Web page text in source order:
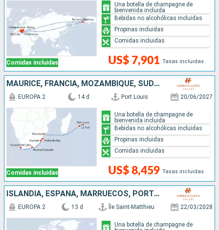
Comidas incluidas US$ 7,901 Tasas incluidas
Una botella de champagne de
bienvenida incluida
Bebidas no alcohólicas incluidas
Propinas incluidas
Comidas incluidas
MAURICE, FRANCIA, MOZAMBIQUE, SUDAFRICA
Comidas incluidas
EUROPA 2 14 d Port Louis 20/06/2027
US$ 8,459 Tasas incluidas
Una botella de champagne de
bienvenida incluida
Bebidas no alcohólicas incluidas
Propinas incluidas
Comidas incluidas
ISLANDIA, ESPAÑA, MARRUECOS, PORTUGAL
EUROPA 2 13 d Île Saint-Matthieu 22/03/2028
Una botella de champagne de